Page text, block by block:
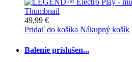
49,99 €
Pridať do košíka Nákupný košík
Balenie príslušen...